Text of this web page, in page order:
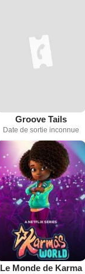
Groove Tails
Date de sortie inconnue
Le Monde de Karma